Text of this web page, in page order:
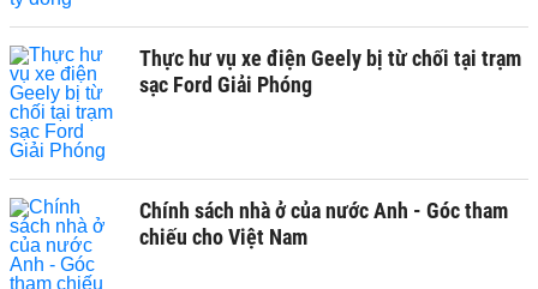
Thực hư vụ xe điện Geely bị từ chối tại trạm
sạc Ford Giải Phóng
Chính sách nhà ở của nước Anh - Góc tham
chiếu cho Việt Nam